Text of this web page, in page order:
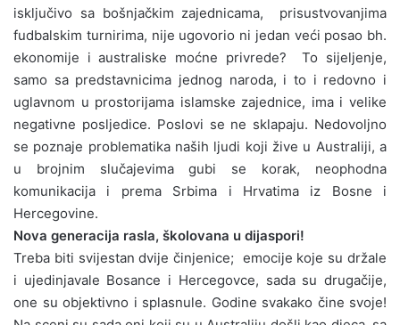
isključivo sa bošnjačkim zajednicama, prisustvovanjima
fudbalskim turnirima, nije ugovorio ni jedan veći posao bh.
ekonomije i australiske moćne privrede? To sijeljenje,
samo sa predstavnicima jednog naroda, i to i redovno i
uglavnom u prostorijama islamske zajednice, ima i velike
negativne posljedice. Poslovi se ne sklapaju. Nedovoljno
se poznaje problematika naših ljudi koji žive u Australiji, a
u brojnim slučajevima gubi se korak, neophodna
komunikacija i prema Srbima i Hrvatima iz Bosne i
Hercegovine.
Nova generacija rasla, školovana u dijaspori!
Treba biti svijestan dvije činjenice; emocije koje su držale
i ujedinjavale Bosance i Hercegovce, sada su drugačije,
one su objektivno i splasnule. Godine svakako čine svoje!